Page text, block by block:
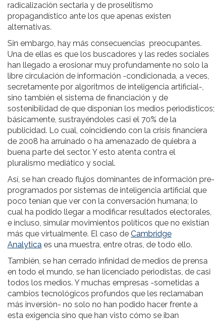
radicalización sectaria y de proselitismo
propagandístico ante los que apenas existen
alternativas.
Sin embargo, hay más consecuencias preocupantes.
Una de ellas es que los buscadores y las redes sociales
han llegado a erosionar muy profundamente no solo la
libre circulación de información -condicionada, a veces,
secretamente por algoritmos de inteligencia artificial-,
sino también el sistema de financiación y de
sostenibilidad de que disponían los medios periodísticos;
básicamente, sustrayéndoles casi el 70% de la
publicidad. Lo cual, coincidiendo con la crisis financiera
de 2008 ha arruinado o ha amenazado de quiebra a
buena parte del sector. Y esto atenta contra el
pluralismo mediático y social.
Así, se han creado flujos dominantes de información pre-
programados por sistemas de inteligencia artificial que
poco tenían que ver con la conversación humana; lo
cual ha podido llegar a modificar resultados electorales,
e incluso, simular movimientos políticos que no existían
más que virtualmente. El caso de Cambridge
Analytica es una muestra, entre otras, de todo ello.
También, se han cerrado infinidad de medios de prensa
en todo el mundo, se han licenciado periodistas, de casi
todos los medios. Y muchas empresas -sometidas a
cambios tecnológicos profundos que les reclamaban
más inversión- no solo no han podido hacer frente a
esta exigencia sino que han visto cómo se iban